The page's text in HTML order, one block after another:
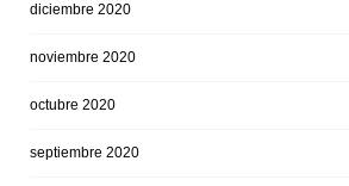
diciembre 2020
noviembre 2020
octubre 2020
septiembre 2020